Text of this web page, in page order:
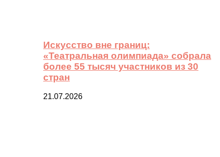
Искусство вне границ:
«Театральная олимпиада» собрала
более 55 тысяч участников из 30
стран
21.07.2026